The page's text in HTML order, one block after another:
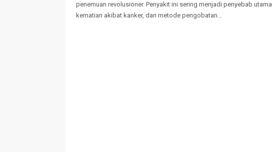
penemuan revolusioner. Penyakit ini sering menjadi penyebab utama
kematian akibat kanker, dan metode pengobatan…